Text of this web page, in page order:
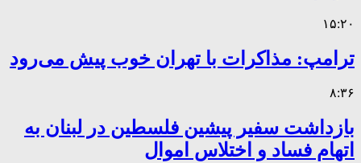
۱۵:۲۰
ترامپ: مذاکرات با تهران خوب پیش می‌رود
۸:۳۶
بازداشت سفیر پیشین فلسطین در لبنان به
اتهام فساد و اختلاس اموال